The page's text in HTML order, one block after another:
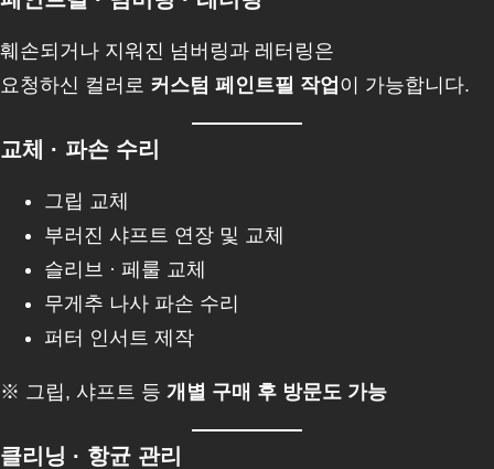
훼손되거나 지워진 넘버링과 레터링은
요청하신 컬러로 커스텀 페인트필 작업 이 가능합니다.
교체 · 파손 수리
그립 교체
부러진 샤프트 연장 및 교체
슬리브 · 페룰 교체
무게추 나사 파손 수리
퍼터 인서트 제작
※ 그립, 샤프트 등 개별 구매 후 방문도 가능
클리닝 · 항균 관리